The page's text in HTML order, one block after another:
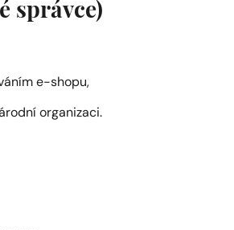
správce)
e-shopu,
organizaci.